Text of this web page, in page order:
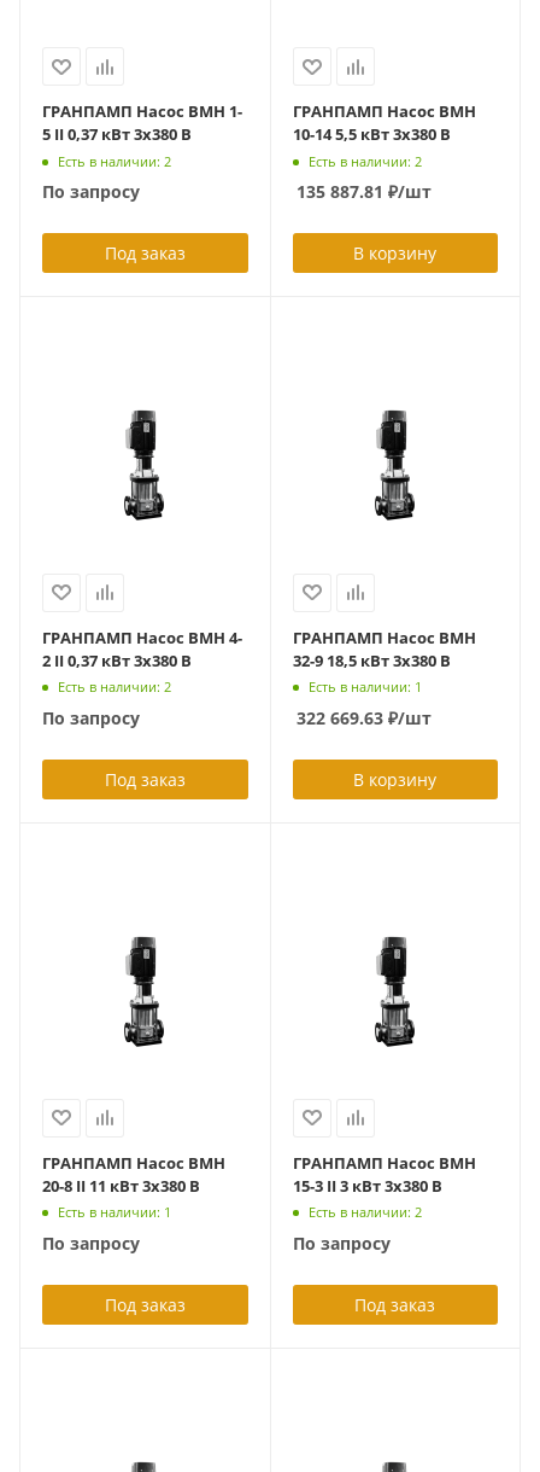
ГРАНПАМП Насос ВМН 1-
5 II 0,37 кВт 3х380 В
Есть в наличии: 2
По запросу
Под заказ
ГРАНПАМП Насос ВМН
10-14 5,5 кВт 3х380 В
Есть в наличии: 2
135 887.81 ₽/шт
В корзину
ГРАНПАМП Насос ВМН 4-
2 II 0,37 кВт 3х380 В
Есть в наличии: 2
По запросу
Под заказ
ГРАНПАМП Насос ВМН
32-9 18,5 кВт 3х380 В
Есть в наличии: 1
322 669.63₽/шт
В корзину
ГРАНПАМП Насос ВМН
20-8 II 11 кВт 3х380 В
Есть в наличии: 1
По запросу
Под заказ
ГРАНПАМП Насос ВМН
15-3 II 3 кВт 3х380 В
Есть в наличии: 2
По запросу
Под заказ